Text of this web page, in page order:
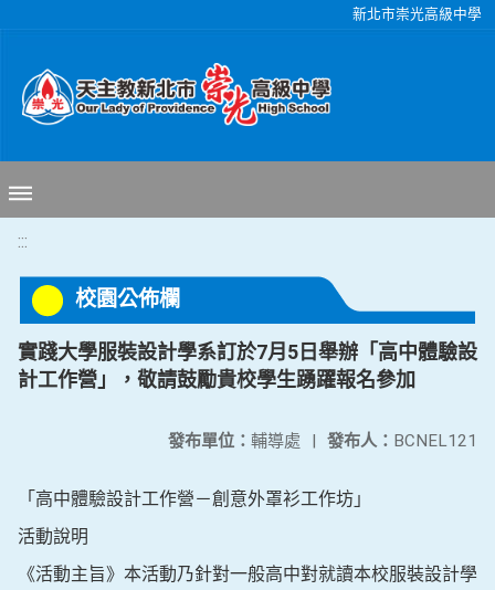
新北市崇光高級中學
:::
校園公佈欄
實踐大學服裝設計學系訂於7月5日舉辦「高中體驗設
計工作營」，敬請鼓勵貴校學生踴躍報名參加
發布人： BCNEL121
發布單位： 輔導處 |
「高中體驗設計工作營－創意外罩衫工作坊」
活動說明
《活動主旨》本活動乃針對一般高中對就讀本校服裝設計學